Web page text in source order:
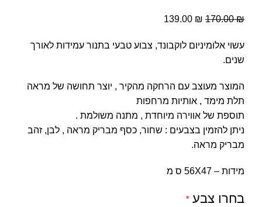
170.00₪
139.00 ₪
עשוי אלומיניום לוקבונד, צבוע טבעי בתנור עמידות לאורך
שנים.
המוצר מעוצב עם הרחקה מהקיר , יוצר תחושה של מראה
תלת מימד , אותיות מרחפות
תוספת של אווירה מיוחדת , מתנה משולמת .
ניתן להזמין בצבעים : שחור, כסף מבריק מראה , לבן, זהב
מבריק מראה.
מידות – 56X47 ס מ
בחרו צבע*